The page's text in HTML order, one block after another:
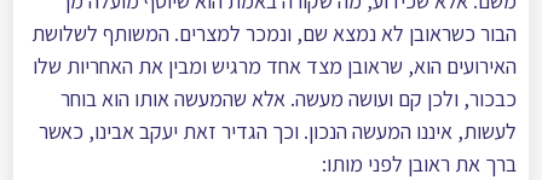
הבור כשראובן לא נמצא שם, ונמכר למצרים. המשותף לשלושת
האירועים הוא, שראובן מצד אחד מרגיש ומבין את האחריות שלו
כבכור, ולכן קם ועושה מעשה. אלא שהמעשה אותו הוא בוחר
לעשות, איננו המעשה הנכון. וכך הגדיר זאת יעקב אבינו, כאשר
ברך את ראובן לפני מותו: